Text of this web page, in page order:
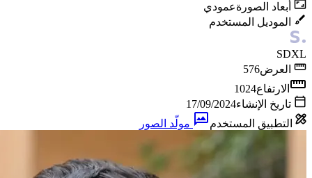
أبعاد الصورةعمودي
الموديل المستخدم
SDXL
العرض576
الارتفاع1024
تاريخ الإنشاء17/09/2024
التطبيق المستخدم
مولّد الصور